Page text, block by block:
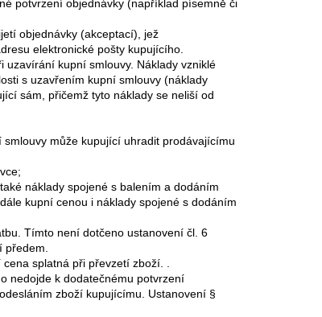
potvrzení objednávky (například písemně či
objednávky (akceptací), jež
elektronické pošty kupujícího.
kupní smlouvy. Náklady vzniklé
s uzavřením kupní smlouvy (náklady
sám, přičemž tyto náklady se neliší od
může kupující uhradit prodávajícímu
náklady spojené s balením a dodáním
kupní cenou i náklady spojené s dodáním
Tímto není dotčeno ustanovení čl. 6
předem.
splatná při převzetí zboží. .
nedojde k dodatečnému potvrzení
zboží kupujícímu. Ustanovení §